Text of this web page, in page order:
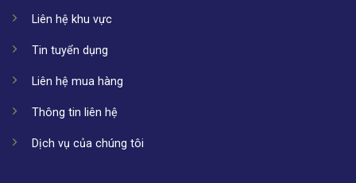
Liên hệ khu vực
Tin tuyển dụng
Liên hệ mua hàng
Thông tin liên hệ
Dịch vụ của chúng tôi